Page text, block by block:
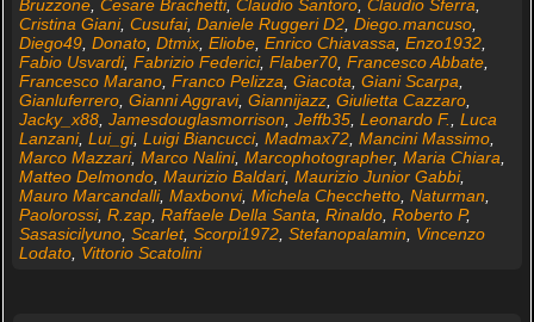
Bruzzone, Cesare Brachetti, Claudio Santoro, Claudio Sferra
Cristina Giani, Cusufai, Daniele Ruggeri D2, Diego.mancuso,
Diego49, Donato, Dtmix, Eliobe, Enrico Chiavassa Enzo1932,
Fabio Usvardi, Fabrizio Federici, Flaber70, Francesco Abbate,
Francesco Marano, Franco Pelizza Giacota Giani Scarpa
Gianluferrero, Gianni Aggravi, Giannijazz, Giulietta Cazzaro,
Jacky_x88, Jamesdouglasmorrison Jeffb35, Leonardo F.
Luca
Lanzani, Lui_gi, Luigi Biancucci, Madmax72, Mancini Massimo,
Marco Mazzari, Marco Nalini, Marcophotographer, Maria Chiara
Matteo Delmondo, Maurizio Baldari, Maurizio Junior Gabbi,
Mauro Marcandalli, Maxbonvi, Michela Checchetto, Naturman
Paolorossi, R.zap, Raffaele Della Santa Rinaldo, Roberto P,
Sasasicilyuno, Scarlet, Scorpi1972, Stefanopalamin
Vincenzo
Lodato, Vittorio Scatolini